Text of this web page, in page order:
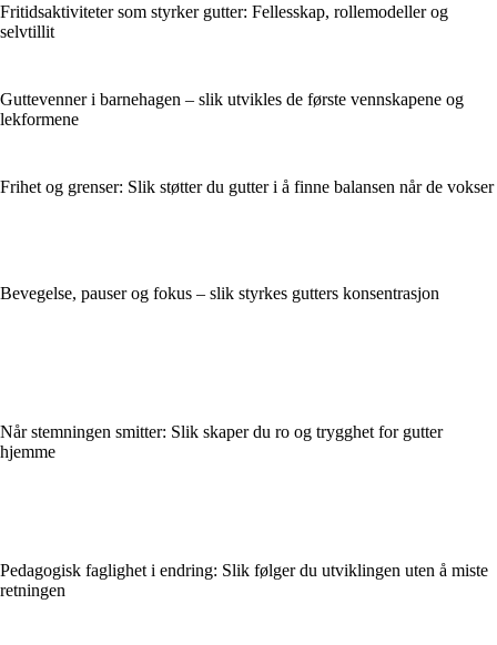
Fritidsaktiviteter som styrker gutter: Fellesskap, rollemodeller og
selvtillit
Guttevenner i barnehagen – slik utvikles de første vennskapene og
lekformene
Frihet og grenser: Slik støtter du gutter i å finne balansen når de vokser
Bevegelse, pauser og fokus – slik styrkes gutters konsentrasjon
Når stemningen smitter: Slik skaper du ro og trygghet for gutter
hjemme
Pedagogisk faglighet i endring: Slik følger du utviklingen uten å miste
retningen